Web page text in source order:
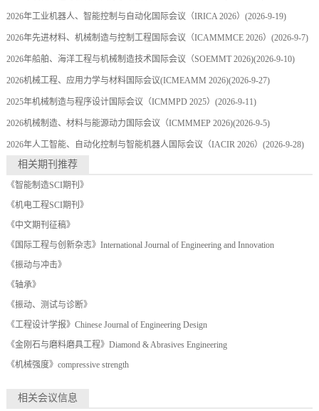
2026年工业机器人、智能控制与自动化国际会议（IRICA 2026） (2026-9-19)
2026年先进材料、机械制造与控制工程国际会议（ICAMMMCE 2026） (2026-9-7)
2026年船舶、海洋工程与机械制造技术国际会议（SOEMMT 2026)(2026-9-10)
2026机械工程、应用力学与材料国际会议(ICMEAMM 2026)(2026-9-27)
2025年机械制造与程序设计国际会议（ICMMPD 2025） (2026-9-11)
2026机械制造、材料与能源动力国际会议（ICMMMEP 2026)(2026-9-5)
2026年人工智能、自动化控制与智能机器人国际会议（IACIR 2026） (2026-9-28)
相关期刊推荐
《智能制造SCI期刊》
《机电工程SCI期刊》
《中文期刊征稿》
《国际工程与创新杂志》International Journal of Engineering and Innovation
《振动与冲击》
《轴承》
《振动、测试与诊断》
《工程设计学报》Chinese Journal of Engineering Design
《金刚石与磨料磨具工程》Diamond & Abrasives Engineering
《机械强度》compressive strength
相关会议信息